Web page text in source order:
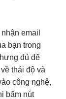
email
bạn trong
đủ để
thái độ và
công nghệ,
bấm nút